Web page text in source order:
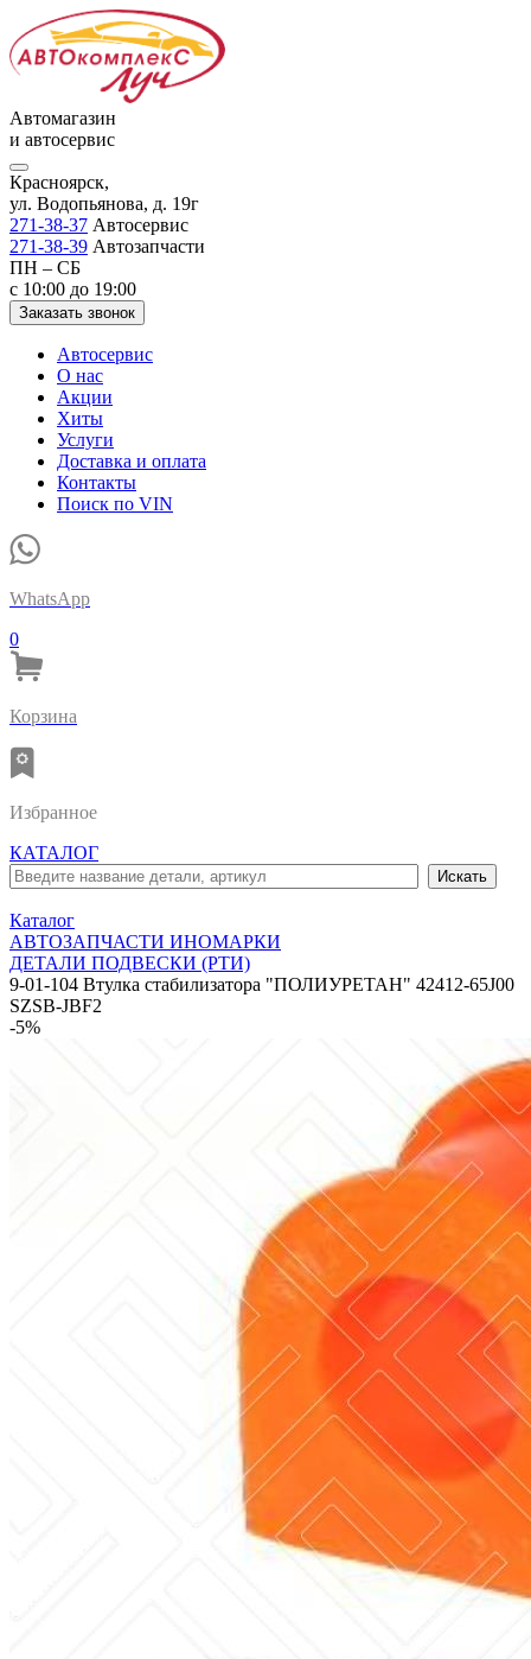
Автомагазин
и автосервис
Красноярск,
ул. Водопьянова, д. 19г
271-38-37 Автосервис
271-38-39 Автозапчасти
ПН – СБ
с 10:00 до 19:00
Заказать звонок
Автосервис
О нас
Акции
Хиты
Услуги
Доставка и оплата
Контакты
Поиск по VIN
WhatsApp
0
Корзина
Избранное
КАТАЛОГ
Каталог
АВТОЗАПЧАСТИ ИНОМАРКИ
ДЕТАЛИ ПОДВЕСКИ (РТИ)
9-01-104 Втулка стабилизатора "ПОЛИУРЕТАН" 42412-65J00
SZSB-JBF2
-5%